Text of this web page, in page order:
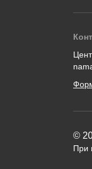
©
При